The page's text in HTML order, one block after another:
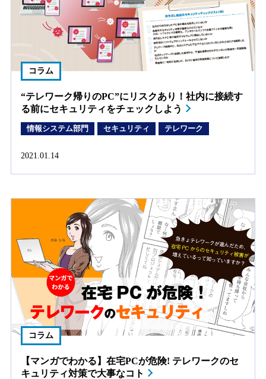
コラム
“テレワーク帰りのPC”にリスクあり！社内に接続す
る前にセキュリティをチェックしよう
情報システム部門 セキュリティ テレワーク
2021.01.14
コラム
【マンガでわかる】在宅PCが危険! テレワークのセ
キュリティ対策で大事なコト